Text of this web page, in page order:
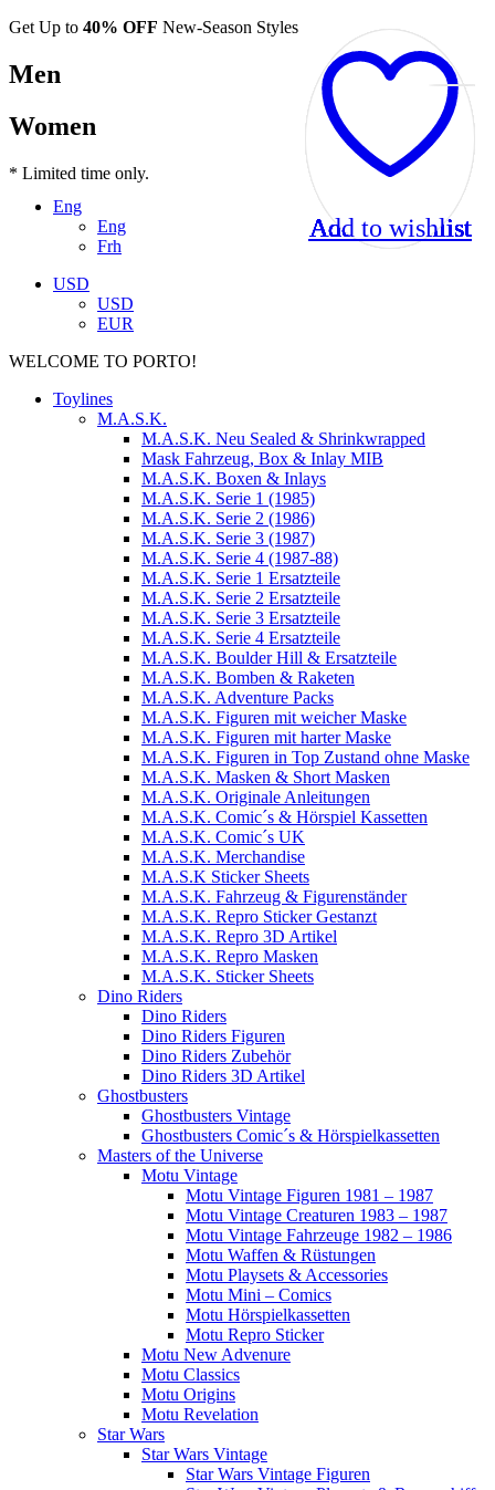
Get Up to 40% OFF New-Season Styles
Men
Women
* Limited time only.
Eng
Eng
Frh
USD
USD
EUR
WELCOME TO PORTO!
Toylines
M.A.S.K.
M.A.S.K. Neu Sealed & Shrinkwrapped
Mask Fahrzeug, Box & Inlay MIB
M.A.S.K. Boxen & Inlays
M.A.S.K. Serie 1 (1985)
M.A.S.K. Serie 2 (1986)
M.A.S.K. Serie 3 (1987)
M.A.S.K. Serie 4 (1987-88)
M.A.S.K. Serie 1 Ersatzteile
M.A.S.K. Serie 2 Ersatzteile
M.A.S.K. Serie 3 Ersatzteile
M.A.S.K. Serie 4 Ersatzteile
M.A.S.K. Boulder Hill & Ersatzteile
M.A.S.K. Bomben & Raketen
M.A.S.K. Adventure Packs
M.A.S.K. Figuren mit weicher Maske
M.A.S.K. Figuren mit harter Maske
M.A.S.K. Figuren in Top Zustand ohne Maske
M.A.S.K. Masken & Short Masken
M.A.S.K. Originale Anleitungen
M.A.S.K. Comic´s & Hörspiel Kassetten
M.A.S.K. Comic´s UK
M.A.S.K. Merchandise
M.A.S.K Sticker Sheets
M.A.S.K. Fahrzeug & Figurenständer
M.A.S.K. Repro Sticker Gestanzt
M.A.S.K. Repro 3D Artikel
M.A.S.K. Repro Masken
M.A.S.K. Sticker Sheets
Dino Riders
Dino Riders
Dino Riders Figuren
Dino Riders Zubehör
Dino Riders 3D Artikel
Ghostbusters
Ghostbusters Vintage
Ghostbusters Comic´s & Hörspielkassetten
Masters of the Universe
Motu Vintage
Motu Vintage Figuren 1981 – 1987
Motu Vintage Creaturen 1983 – 1987
Motu Vintage Fahrzeuge 1982 – 1986
Motu Waffen & Rüstungen
Motu Playsets & Accessories
Motu Mini – Comics
Motu Hörspielkassetten
Motu Repro Sticker
Motu New Advenure
Motu Classics
Motu Origins
Motu Revelation
Star Wars
Star Wars Vintage
Star Wars Vintage Figuren
Add to wishlist
Add to wishlist
Add to wishlist
Add to wishlist
Add to wishlist
Add to wishlist
Add to wishlist
Add to wishlist
Add to wishlist